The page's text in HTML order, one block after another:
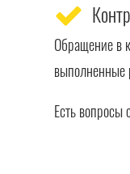
Обращение в
выполненные
Есть вопросы